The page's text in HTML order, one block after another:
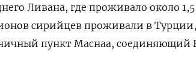
Ливана, где проживало около
сирийцев проживали в
пункт Маснаа, соединяющий